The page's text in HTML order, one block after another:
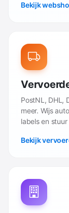
Bekijk
PostNL, DHL,
meer. Wijs
labels en
Bekijk